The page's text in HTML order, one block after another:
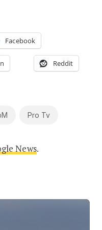
Facebook
Reddit
Pro Tv
News.